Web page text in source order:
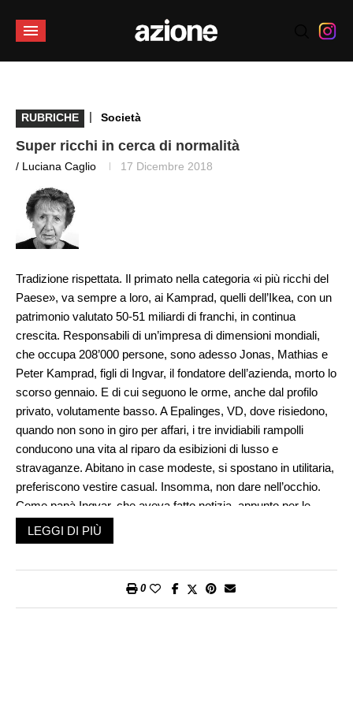
RUBRICHE | Società
Super ricchi in cerca di normalità
/ Luciana Caglio 17 Dicembre 2018
Tradizione rispettata. Il primato nella categoria «i più ricchi del
Paese», va sempre a loro, ai Kamprad, quelli dell’Ikea, con un
patrimonio valutato 50-51 miliardi di franchi, in continua
crescita. Responsabili di un’impresa di dimensioni mondiali,
che occupa 208’000 persone, sono adesso Jonas, Mathias e
Peter Kamprad, figli di Ingvar, il fondatore dell’azienda, morto lo
scorso gennaio. E di cui seguono le orme, anche dal profilo
privato, volutamente basso. A Epalinges, VD, dove risiedono,
quando non sono in giro per affari, i tre invidiabili rampolli
conducono una vita al riparo da esibizioni di lusso e
stravaganze. Abitano in case modeste, si spostano in utilitaria,
preferiscono vestire casual. Insomma, non dare nell’occhio.
Come papà Ingvar, che aveva fatto notizia, appunto per le
abitudini spartane, per non dire tirchieria. In proposito, gli
aneddoti, veri o falsi, si sprecano. Del tipo scrivere su
quand’è indispensabile, in albergo rifornire il minibar con bibite
LEGGI DI PIÙ
0